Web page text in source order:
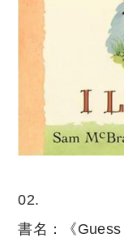
02.
書名：《Guess